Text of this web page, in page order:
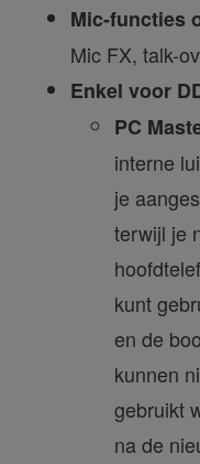
Mic-functies
Mic FX, talk-
Enkel voor
PC
interne
je
terwijl je
kunt
en de
kunnen
gebruikt
na de